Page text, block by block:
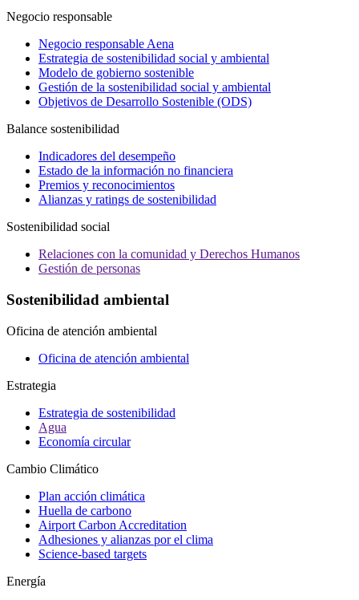
Negocio responsable
Negocio responsable Aena
Estrategia de sostenibilidad social y ambiental
Modelo de gobierno sostenible
Gestión de la sostenibilidad social y ambiental
Objetivos de Desarrollo Sostenible (ODS)
Balance sostenibilidad
Indicadores del desempeño
Estado de la información no financiera
Premios y reconocimientos
Alianzas y ratings de sostenibilidad
Sostenibilidad social
Relaciones con la comunidad y Derechos Humanos
Gestión de personas
Sostenibilidad ambiental
Oficina de atención ambiental
Oficina de atención ambiental
Estrategia
Estrategia de sostenibilidad
Agua
Economía circular
Cambio Climático
Plan acción climática
Huella de carbono
Airport Carbon Accreditation
Adhesiones y alianzas por el clima
Science-based targets
Energía